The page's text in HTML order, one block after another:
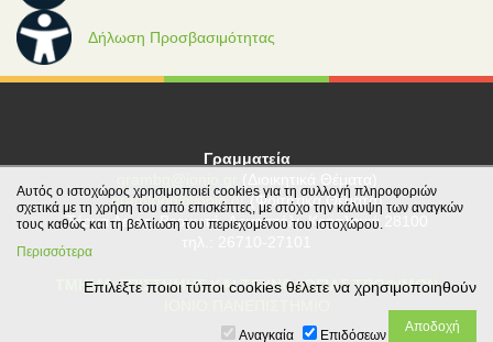
Δήλωση Προσβασιμότητας
Γραμματεία
gramfood@ionio.gr(Φοιτητικά Θέματα)
Tέρμα Λεωφ. Βεργωτή, Αργοστόλι, Κεφαλονιά 28100
ΤΜΗΜΑ ΕΠΙΣΤΗΜΗΣ ΚΑΙ ΤΕΧΝΟΛΟΓΙΑΣ ΤΡΟΦΙΜΩΝ
Αυτός ο ιστοχώρος χρησιμοποιεί cookies για τη συλλογή πληροφοριών
σχετικά με τη χρήση του από επισκέπτες, με στόχο την κάλυψη των αναγκών
τους καθώς και τη βελτίωση του περιεχομένου του ιστοχώρου.
Περισσότερα
Επιλέξτε ποιοι τύποι cookies θέλετε να χρησιμοποιηθούν
Αναγκαία Επιδόσεων